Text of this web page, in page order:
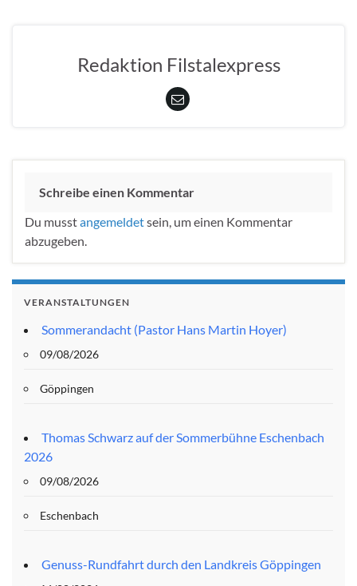
Redaktion Filstalexpress
Schreibe einen Kommentar
Du musstangemeldetsein, um einen Kommentar
abzugeben.
VERANSTALTUNGEN
Sommerandacht (Pastor Hans Martin Hoyer)
09/08/2026
Göppingen
Thomas Schwarz auf der Sommerbühne Eschenbach
2026
09/08/2026
Eschenbach
Genuss-Rundfahrt durch den Landkreis Göppingen